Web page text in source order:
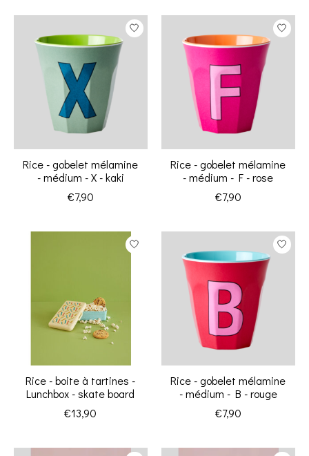
Rice - gobelet mélamine
- médium - X - kaki
€7,90
Rice - gobelet mélamine
- médium - F - rose
€7,90
Rice - boite à tartines -
Lunchbox - skate board
€13,90
Rice - gobelet mélamine
- médium - B - rouge
€7,90